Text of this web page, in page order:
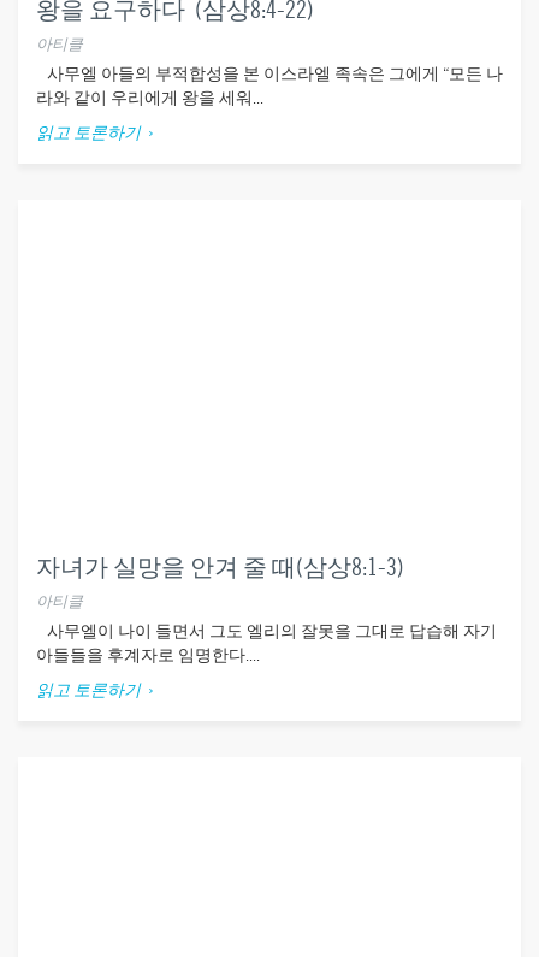
왕을 요구하다 (삼상8:4-22)
아티클
사무엘 아들의 부적합성을 본 이스라엘 족속은 그에게 “모든 나
라와 같이 우리에게 왕을 세워...
읽고 토론하기
자녀가 실망을 안겨 줄 때(삼상8:1-3)
아티클
사무엘이 나이 들면서 그도 엘리의 잘못을 그대로 답습해 자기
아들들을 후계자로 임명한다....
읽고 토론하기